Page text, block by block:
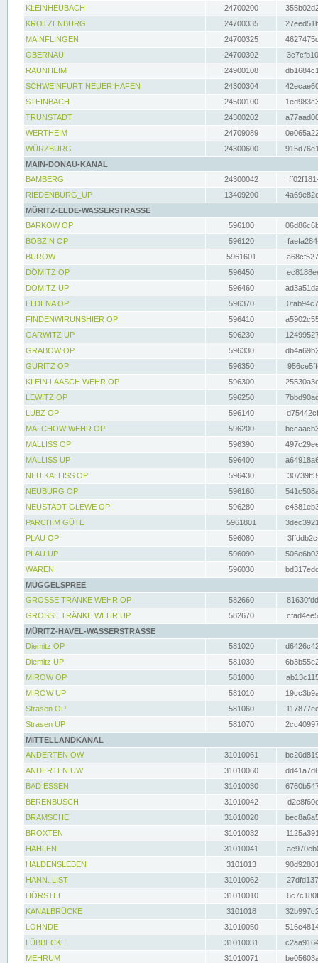
KLEINHEUBACH 24700200
KROTZENBURG
24700335
MAINFLINGEN
24700325
OBERNAU
24700302
RAUNHEIM
24900108
SCHWEINFURT NEUER HAFEN
24300304
STEINBACH
24500100
TRUNSTADT
24300202
WERTHEIM
24709089
WÜRZBURG
24300600
MAIN-DONAU-KANAL
BAMBERG
24300042
RIEDENBURG_UP
13409200
MÜRITZ-ELDE-WASSERSTRASSE
BARKOW OP
596100
BOBZIN OP
596120
BUROW
5961601
DÖMITZ OP
596450
DÖMITZ UP
596460
ELDENA OP
596370
FINDENWIRUNSHIER OP
596410
GARWITZ UP
596230
GRABOW OP
596330
GÜRITZ OP
596350
KLEIN LAASCH WEHR OP
596300
LEWITZ OP
596250
LÜBZ OP
596140
MALCHOW WEHR OP
596200
MALLISS OP
596390
MALLISS UP
596400
NEU KALLISS OP
596430
NEUBURG OP
596160
NEUSTADT GLEWE OP
596280
PARCHIM GÜTE
5961801
PLAU OP
596080
PLAU UP
596090
WAREN
596030
MÜGGELSPREE
GROSSE TRÄNKE WEHR OP
582660
GROSSE TRÄNKE WEHR UP
582670
MÜRITZ-HAVEL-WASSERSTRASSE
Diemitz OP
581020
Diemitz UP
581030
MIROW OP
581000
MIROW UP
581010
Strasen OP
581060
Strasen UP
581070
MITTELLANDKANAL
ANDERTEN OW
31010061
ANDERTEN UW
31010060
BAD ESSEN
31010030
BERENBUSCH
31010042
BRAMSCHE
31010020
BROXTEN
31010032
HAHLEN
31010041
HALDENSLEBEN
3101013
HANN. LIST
31010062
HÖRSTEL
31010010
KANALBRÜCKE
3101018
LOHNDE
31010050
LÜBBECKE
31010031
MEHRUM
31010071